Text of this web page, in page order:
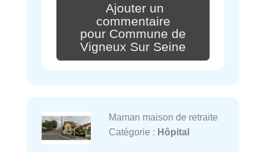
Ajouter un
commentaire
pour Commune de
Vigneux Sur Seine
Maman maison de retraite
Catégorie : Hôpital